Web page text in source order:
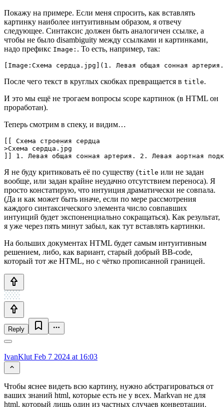
Покажу на примере. Если меня спросить, как вставлять
картинку наиболее интуитивным образом, я отвечу
следующее. Синтаксис должен быть аналогичен ссылке, а
чтобы не было disambiguity между ссылками и картинками,
надо префикс Image: . То есть, например, так:
После чего текст в круглых скобках превращается в title.
И это мы ещё не трогаем вопросы scope картинок (в HTML он
проработан).
Теперь смотрим в спеку, и видим…
[[ Схема строения сердца
>Схема сердца.jpg
Я не буду критиковать её по существу (title или не задан
вообще, или задан крайне неудачно отсутствием переноса). Я
просто констатирую, что интуиция драматически не совпала.
(Да и как может быть иначе, если по мере рассмотрения
каждого синтаксического элемента число совпавших
интуиций будет экспоненциально сокращаться). Как результат,
я уже через пять минут забыл, как тут вставлять картинки.
На больших документах HTML будет самым интуитивным
решением, либо, как вариант, старый добрый BB-code,
который тот же HTML, но с чётко прописанной границей.
Reply
IvanKlut Feb 7 2024 at 16:03
Чтобы яснее видеть всю картину, нужно абстрагироваться от
ваших знаний html, которые есть не у всех. Markvan не для
html, который лишь один из частных случаев конвертации.